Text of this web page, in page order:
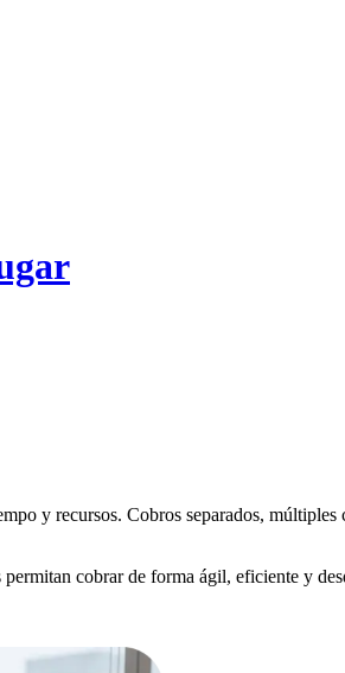
y recursos. Cobros separados, múltiples
cobrar de forma ágil, eficiente y